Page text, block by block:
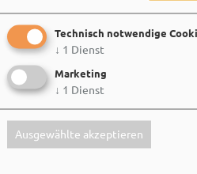
Technisch notwendige
↓ 1 Dienst
Marketing
↓ 1 Dienst
Ausgewählte akzeptieren